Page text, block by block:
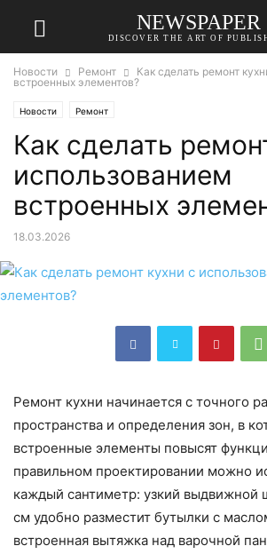
NEWSPAPER
DISCOVER THE ART OF
Новости Ремонт
Как сделать ремонт
встроенных элементов?
Новости Ремонт
Как сделать
использованием
встроенных
18.03.2026
Ремонт кухни начинается с точного
пространства и определения зон, в
встроенные элементы повысят
правильном проектировании можно
каждый сантиметр: узкий выдвижной
см удобно разместит бутылки с
встроенная вытяжка над варочной